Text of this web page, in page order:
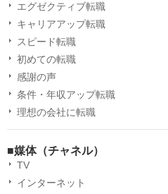
エグゼクティブ転職
キャリアアップ転職
スピード転職
初めての転職
感謝の声
条件・年収アップ転職
理想の会社に転職
■媒体（チャネル）
TV
インターネット